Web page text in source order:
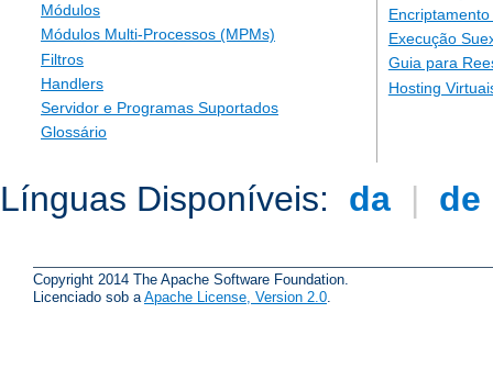
Módulos
Módulos Multi-Processos (MPMs)
Filtros
Handlers
Servidor e Programas Suportados
Glossário
Execução
Guia para
Hosting
Línguas Disponíveis: da | de
Copyright 2014 The Apache Software Foundation.
Licenciado sob a Apache License, Version 2.0